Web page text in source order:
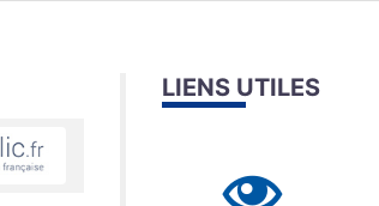
LIENS UTILES